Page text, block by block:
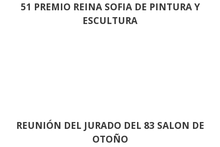
51 PREMIO REINA SOFIA DE PINTURA Y
ESCULTURA
REUNIÓN DEL JURADO DEL 83 SALON DE
OTOÑO